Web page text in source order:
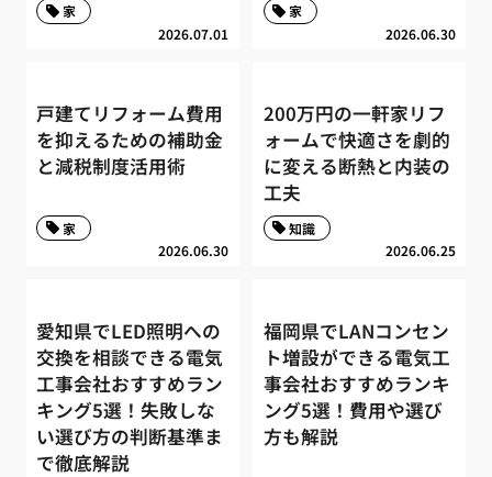
2026.07.01
家
2026.06.30
家
戸建てリフォーム費用
を抑えるための補助金
と減税制度活用術
2026.06.30
家
200万円の一軒家リフ
ォームで快適さを劇的
に変える断熱と内装の
工夫
2026.06.25
知識
愛知県でLED照明への
交換を相談できる電気
工事会社おすすめラン
キング5選！失敗しな
い選び方の判断基準ま
で徹底解説
福岡県でLANコンセン
ト増設ができる電気工
事会社おすすめランキ
ング5選！費用や選び
方も解説